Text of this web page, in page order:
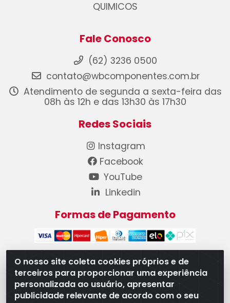
O nosso site coleta cookies próprios e de
terceiros para proporcionar uma experiência
personalizada ao usuário, apresentar
publicidade relevante de acordo com o seu
QUIMICOS
Fale Conosco
(62) 3236 0500
contato@wbcomponentes.com.br
Atendimento de segunda a sexta-feira das
08h às 12h e das 13h30 às 17h30
Redes Sociais
Instagram
Facebook
YouTube
Linkedin
Formas de Pagamento
WB Componentes Automotivos LTDA - CNPJ
08.528.393/0001-12 - Rua do Níquel, 667 - Parque
Oeste Industrial, Goiânia/GO - CEP 74375-660